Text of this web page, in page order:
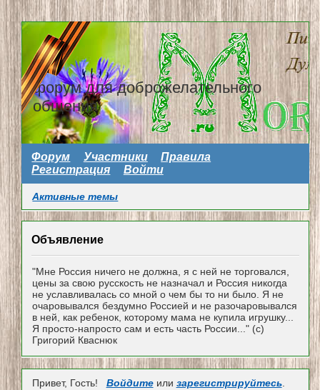
форум для доброжелательного
общения
Форум Участники
Правила
Регистрация
Войти
Активные темы
Объявление
"Мне Россия ничего не должна, я с ней не торговался,
цены за свою русскость не назначал и Россия никогда
не уславливалась со мной о чем бы то ни было. Я не
очаровывался бездумно Россией и не разочаровывался
в ней, как ребенок, которому мама не купила игрушку...
Я просто-напросто сам и есть часть России..." (с)
Григорий Кваснюк
Привет, Гость! Войдитеили зарегистрируйтесь.